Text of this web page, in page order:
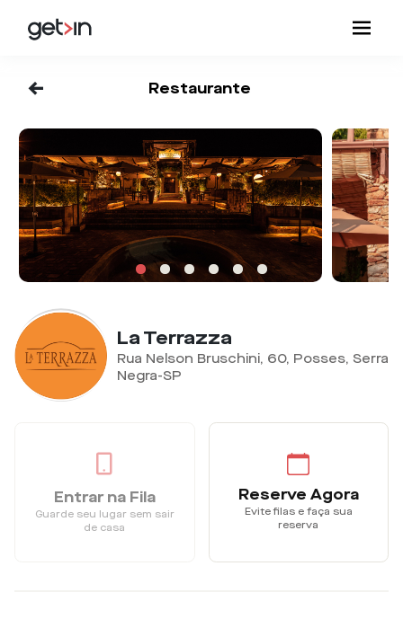
<- Restaurante
La Terrazza
Rua Nelson Bruschini, 60, Posses, Serra
Negra-SP
Entrar na Fila
Guarde seu lugar sem sair
de casa
Reserve Agora
Evite filas e faça sua
reserva